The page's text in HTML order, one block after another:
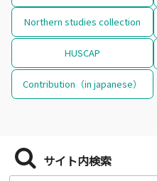
Northern studies collection
HUSCAP
Contribution（in japanese）
サイト内検索